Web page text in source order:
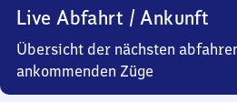
Live Abfahrt / Ankunft
Übersicht der nächsten
ankommenden Züge